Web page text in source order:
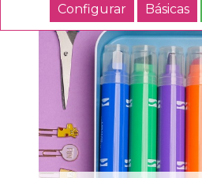
Configurar
Básicas